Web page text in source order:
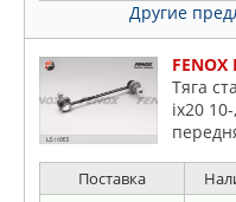
Другие
FENOX
Тяга
ix20
Поставка